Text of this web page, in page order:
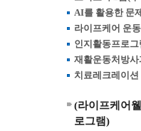
AI를 활용한 문
라이프케어 운
인지활동프로
재활운동처방사
치료레크레이
(라이프케어
로그램)